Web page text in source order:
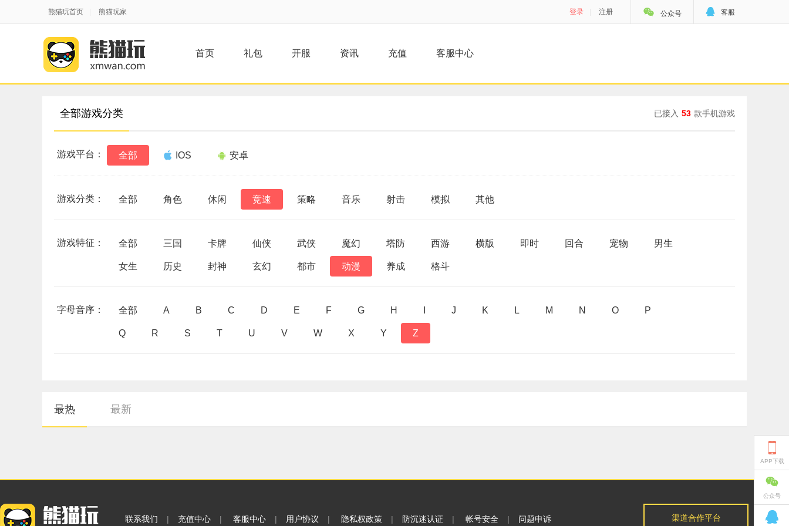
熊猫玩首页 熊猫玩家 登录 注册  公众号  客服
首页 礼包 开服 资讯 充值 客服中心
全部游戏分类 已接入 53 款手机游戏
游戏平台： 全部 IOS 安卓
游戏分类： 全部 角色 休闲 竞速 策略 音乐 射击 模拟 其他
游戏特征： 全部 三国 卡牌 仙侠 武侠 魔幻 塔防 西游 横版 即时 回合 宠物 男生
女生 历史 封神 玄幻 都市 动漫 养成 格斗
字母音序： 全部 A B C D E F G H J K L M N O P
Q R S T U V W X Y Z
最热 最新
联系我们 | 充值中心 | 客服中心 | 用户协议 | 隐私权政策 | 防沉迷认证 | 帐号安全 | 问题申诉 渠道合作平台

APP下载

公众号
